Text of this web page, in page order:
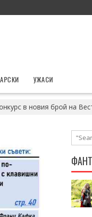
УЖАСИ
в новия брой на